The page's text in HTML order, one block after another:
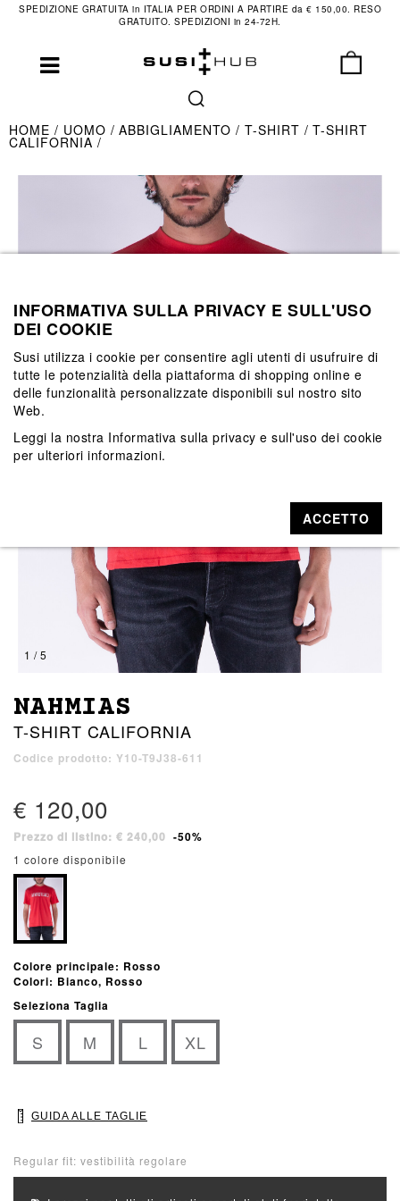
SPEDIZIONE GRATUITA in ITALIA PER ORDINI A PARTIRE da € 150,00. RESO
GRATUITO. SPEDIZIONI in 24-72H.
HOME UOMO ABBIGLIAMENTO T-SHIRT T-SHIRT
CALIFORNIA
1 / 5
NAHMIAS
T-SHIRT CALIFORNIA
Codice prodotto: Y10-T9J38-611
€ 120,00
Prezzo di listino: € 240,00 -50%
1 colore disponibile
Colore principale: Rosso
Colori: Bianco, Rosso
Seleziona Taglia
S M L XL
GUIDA ALLE TAGLIE
Regular fit: vestibilità regolare
INFORMATIVA SULLA PRIVACY E SULL'USO
DEI COOKIE
Susi utilizza i cookie per consentire agli utenti di usufruire di
tutte le potenzialità della piattaforma di shopping online e
delle funzionalità personalizzate disponibili sul nostro sito
Web.
Leggi la nostra Informativa sulla privacy e sull'uso dei cookie
per ulteriori informazioni.
ACCETTO